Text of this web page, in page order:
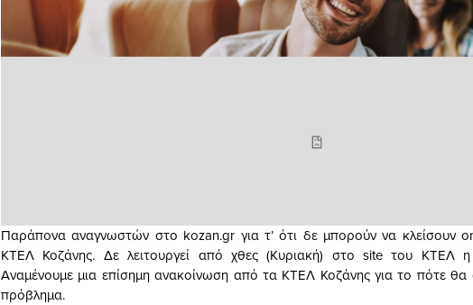
Παράπονα αναγνωστών στο kozan.gr για τ’ ότι δε μπορούν να κλείσουν
ΚΤΕΛ Κοζάνης. Δε λειτουργεί από χθες (Κυριακή) στο site του ΚΤΕΛ
Αναμένουμε μια επίσημη ανακοίνωση από τα ΚΤΕΛ Κοζάνης για το πότε θα
πρόβλημα.